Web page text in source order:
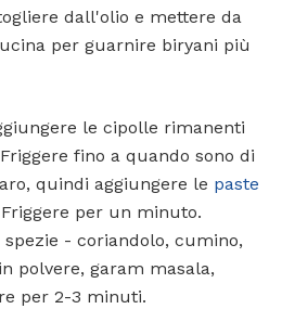
dall'olio e mettere da
per guarnire biryani più
le cipolle rimanenti
fino a quando sono di
quindi aggiungere le paste
per un minuto.
- coriandolo, cumino,
polvere, garam masala,
per 2-3 minuti.